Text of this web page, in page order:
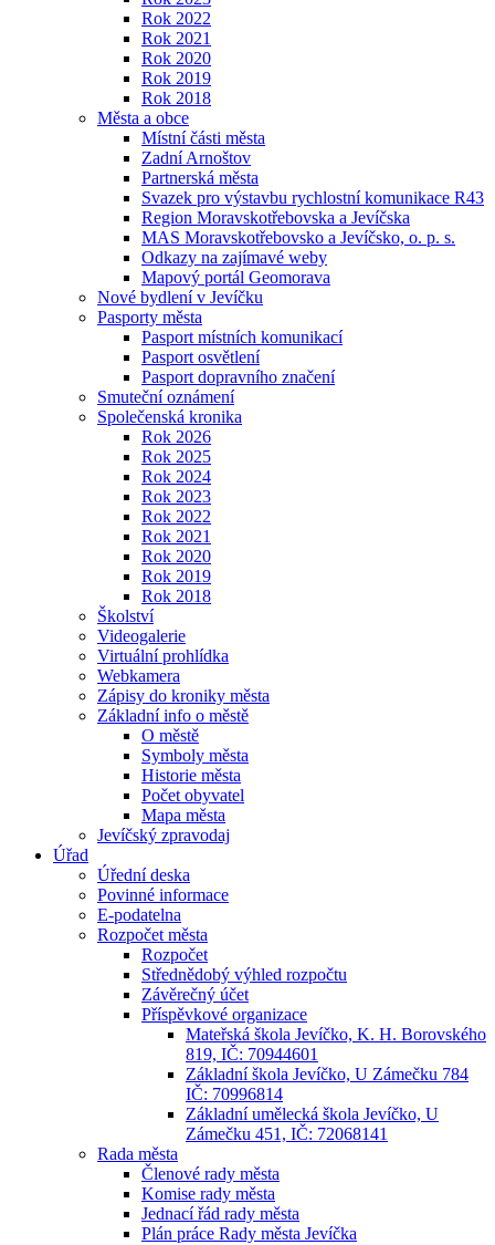
Rok 2022
Rok 2021
Rok 2020
Rok 2019
Rok 2018
Města a obce
Místní části města
Zadní Arnoštov
Partnerská města
Svazek pro výstavbu rychlostní komunikace R43
Region Moravskotřebovska a Jevíčska
MAS Moravskotřebovsko a Jevíčsko, o. p. s.
Odkazy na zajímavé weby
Mapový portál Geomorava
Nové bydlení v Jevíčku
Pasporty města
Pasport místních komunikací
Pasport osvětlení
Pasport dopravního značení
Smuteční oznámení
Společenská kronika
Rok 2026
Rok 2025
Rok 2024
Rok 2023
Rok 2022
Rok 2021
Rok 2020
Rok 2019
Rok 2018
Školství
Videogalerie
Virtuální prohlídka
Webkamera
Zápisy do kroniky města
Základní info o městě
O městě
Symboly města
Historie města
Počet obyvatel
Mapa města
Jevíčský zpravodaj
Úřad
Úřední deska
Povinné informace
E-podatelna
Rozpočet města
Rozpočet
Střednědobý výhled rozpočtu
Závěrečný účet
Příspěvkové organizace
Mateřská škola Jevíčko, K. H. Borovského
819, IČ: 70944601
Základní škola Jevíčko, U Zámečku 784
IČ: 70996814
Základní umělecká škola Jevíčko, U
Zámečku 451, IČ: 72068141
Rada města
Členové rady města
Komise rady města
Jednací řád rady města
Plán práce Rady města Jevíčka